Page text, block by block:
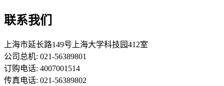
联系我们
上海市延长路149号上海大学科技园412室
公司总机: 021-56389801
订购电话: 4007001514
传真电话: 021-56389802